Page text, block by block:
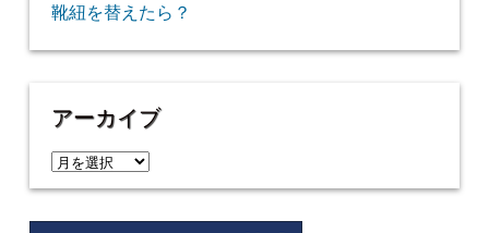
靴紐を替えたら？
アーカイブ
ア
ー
カ